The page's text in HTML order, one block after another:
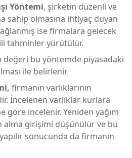
Yöntemi, şirketin düzenli ve
sahip olmasına ihtiyaç duyan
ise firmalara gelecek
tahminler yürütülür.
değeri bu yöntemde piyasadaki
ile belirlenir
firmanın varlıklarının
İncelenen varlıklar kurlara
göre incelenir. Yeniden yağım
alma girişimi düşünülür ve bu
sonucunda da firmanın